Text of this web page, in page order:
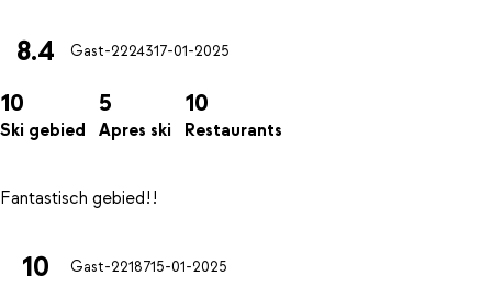
8.4 Gast-2224317-01-2025
10
Ski gebied
5
Apres ski
10
Restaurants
10 Gast-2218715-01-2025